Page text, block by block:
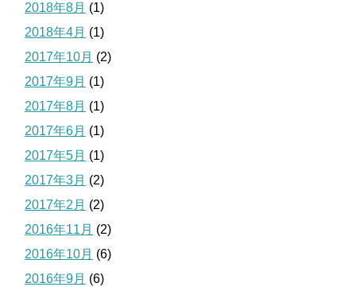
2018年8月 (1)
2018年4月 (1)
2017年10月 (2)
2017年9月 (1)
2017年8月 (1)
2017年6月 (1)
2017年5月 (1)
2017年3月 (2)
2017年2月 (2)
2016年11月 (2)
2016年10月 (6)
2016年9月 (6)